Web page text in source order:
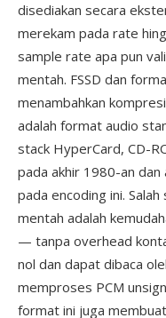
disediakan secara
merekam pada rate
sample rate apa pun
mentah. FSSD dan
menambahkan
adalah format audio
stack HyperCard, CD-
pada akhir 1980-an
pada encoding ini.
mentah adalah
— tanpa overhead
nol dan dapat dibaca
memproses PCM
format ini juga